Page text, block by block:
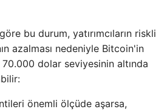
bu durum, yatırımcıların riskli
azalması nedeniyle Bitcoin'in
dolar seviyesinin altında
önemli ölçüde aşarsa,